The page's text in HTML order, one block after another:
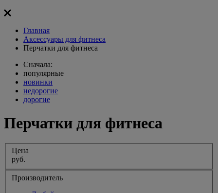
Главная
Aксессуары для фитнеса
Перчатки для фитнеса
Сначала:
популярные
новинки
недорогие
дорогие
Перчатки для фитнеса
Цена
руб.
Производитель